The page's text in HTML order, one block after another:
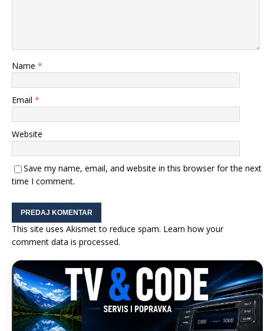
Name *
Email *
Website
Save my name, email, and website in this browser for the next
time I comment.
This site uses Akismet to reduce spam. Learn how your
comment data is processed.